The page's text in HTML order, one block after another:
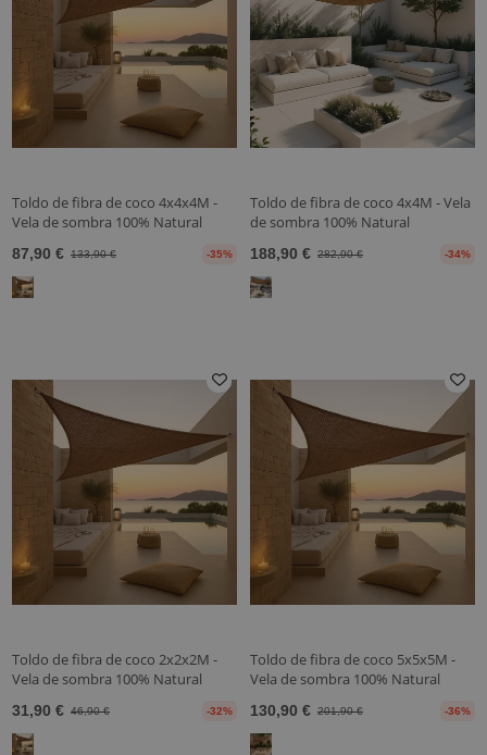
Toldo de fibra de coco 4x4x4M -
Vela de sombra 100% Natural
87,90 € 133,90 € -35%
Toldo de fibra de coco 4x4M - Vela
de sombra 100% Natural
188,90 € 282,90 € -34%
Toldo de fibra de coco 2x2x2M -
Vela de sombra 100% Natural
31,90 € 46,90 € -32%
Toldo de fibra de coco 5x5x5M -
Vela de sombra 100% Natural
130,90 € 201,90 € -36%